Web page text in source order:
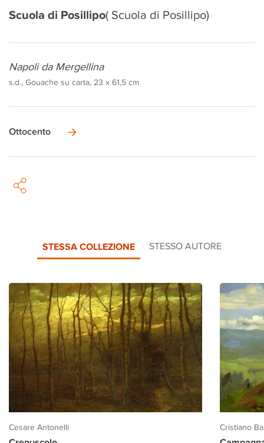
Scuola di Posillipo( Scuola di Posillipo)
Napoli da Mergellina
s.d., Gouache su carta, 23 x 61,5 cm
Ottocento
STESSA COLLEZIONE STESSO AUTORE
Cesare Antonelli Cristiano